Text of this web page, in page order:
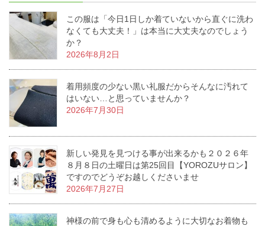
この服は「今日1日しか着ていないから直ぐに洗わ
なくても大丈夫！」は本当に大丈夫なのでしょう
か？
2026年8月2日
着用頻度の少ない黒い礼服だからそんなに汚れて
はいない…と思っていませんか？
2026年7月30日
新しい発見を見つける事が出来るかも２０２６年
８月８日の土曜日は第25回目【YOROZUサロン】
ですのでどうぞお越しくださいませ
2026年7月27日
神様の前で身も心も清めるように大切なお着物も